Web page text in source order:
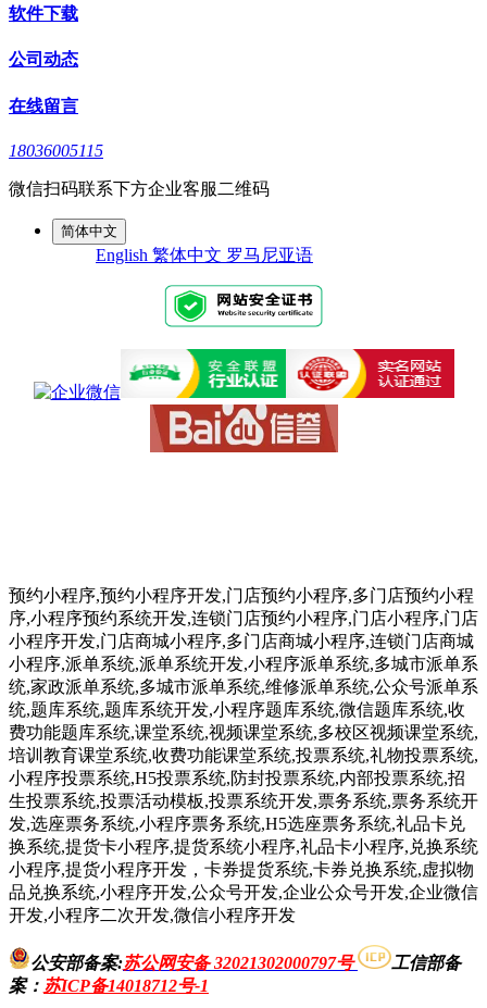
软件下载
公司动态
在线留言
18036005115
微信扫码联系下方企业客服二维码
简体中文
English 繁体中文 罗马尼亚语
预约小程序,预约小程序开发,门店预约小程序,多门店预约小程
序,小程序预约系统开发,连锁门店预约小程序,门店小程序,门店
小程序开发,门店商城小程序,多门店商城小程序,连锁门店商城
小程序,派单系统,派单系统开发,小程序派单系统,多城市派单系
统,家政派单系统,多城市派单系统,维修派单系统,公众号派单系
统,题库系统,题库系统开发,小程序题库系统,微信题库系统,收
费功能题库系统,课堂系统,视频课堂系统,多校区视频课堂系统,
培训教育课堂系统,收费功能课堂系统,投票系统,礼物投票系统,
小程序投票系统,H5投票系统,防封投票系统,内部投票系统,招
生投票系统,投票活动模板,投票系统开发,票务系统,票务系统开
发,选座票务系统,小程序票务系统,H5选座票务系统,礼品卡兑
换系统,提货卡小程序,提货系统小程序,礼品卡小程序,兑换系统
小程序,提货小程序开发，卡券提货系统,卡券兑换系统,虚拟物
品兑换系统,小程序开发,公众号开发,企业公众号开发,企业微信
开发,小程序二次开发,微信小程序开发
公安部备案:苏公网安备 32021302000797号
工信部备
案： 苏ICP备14018712号-1